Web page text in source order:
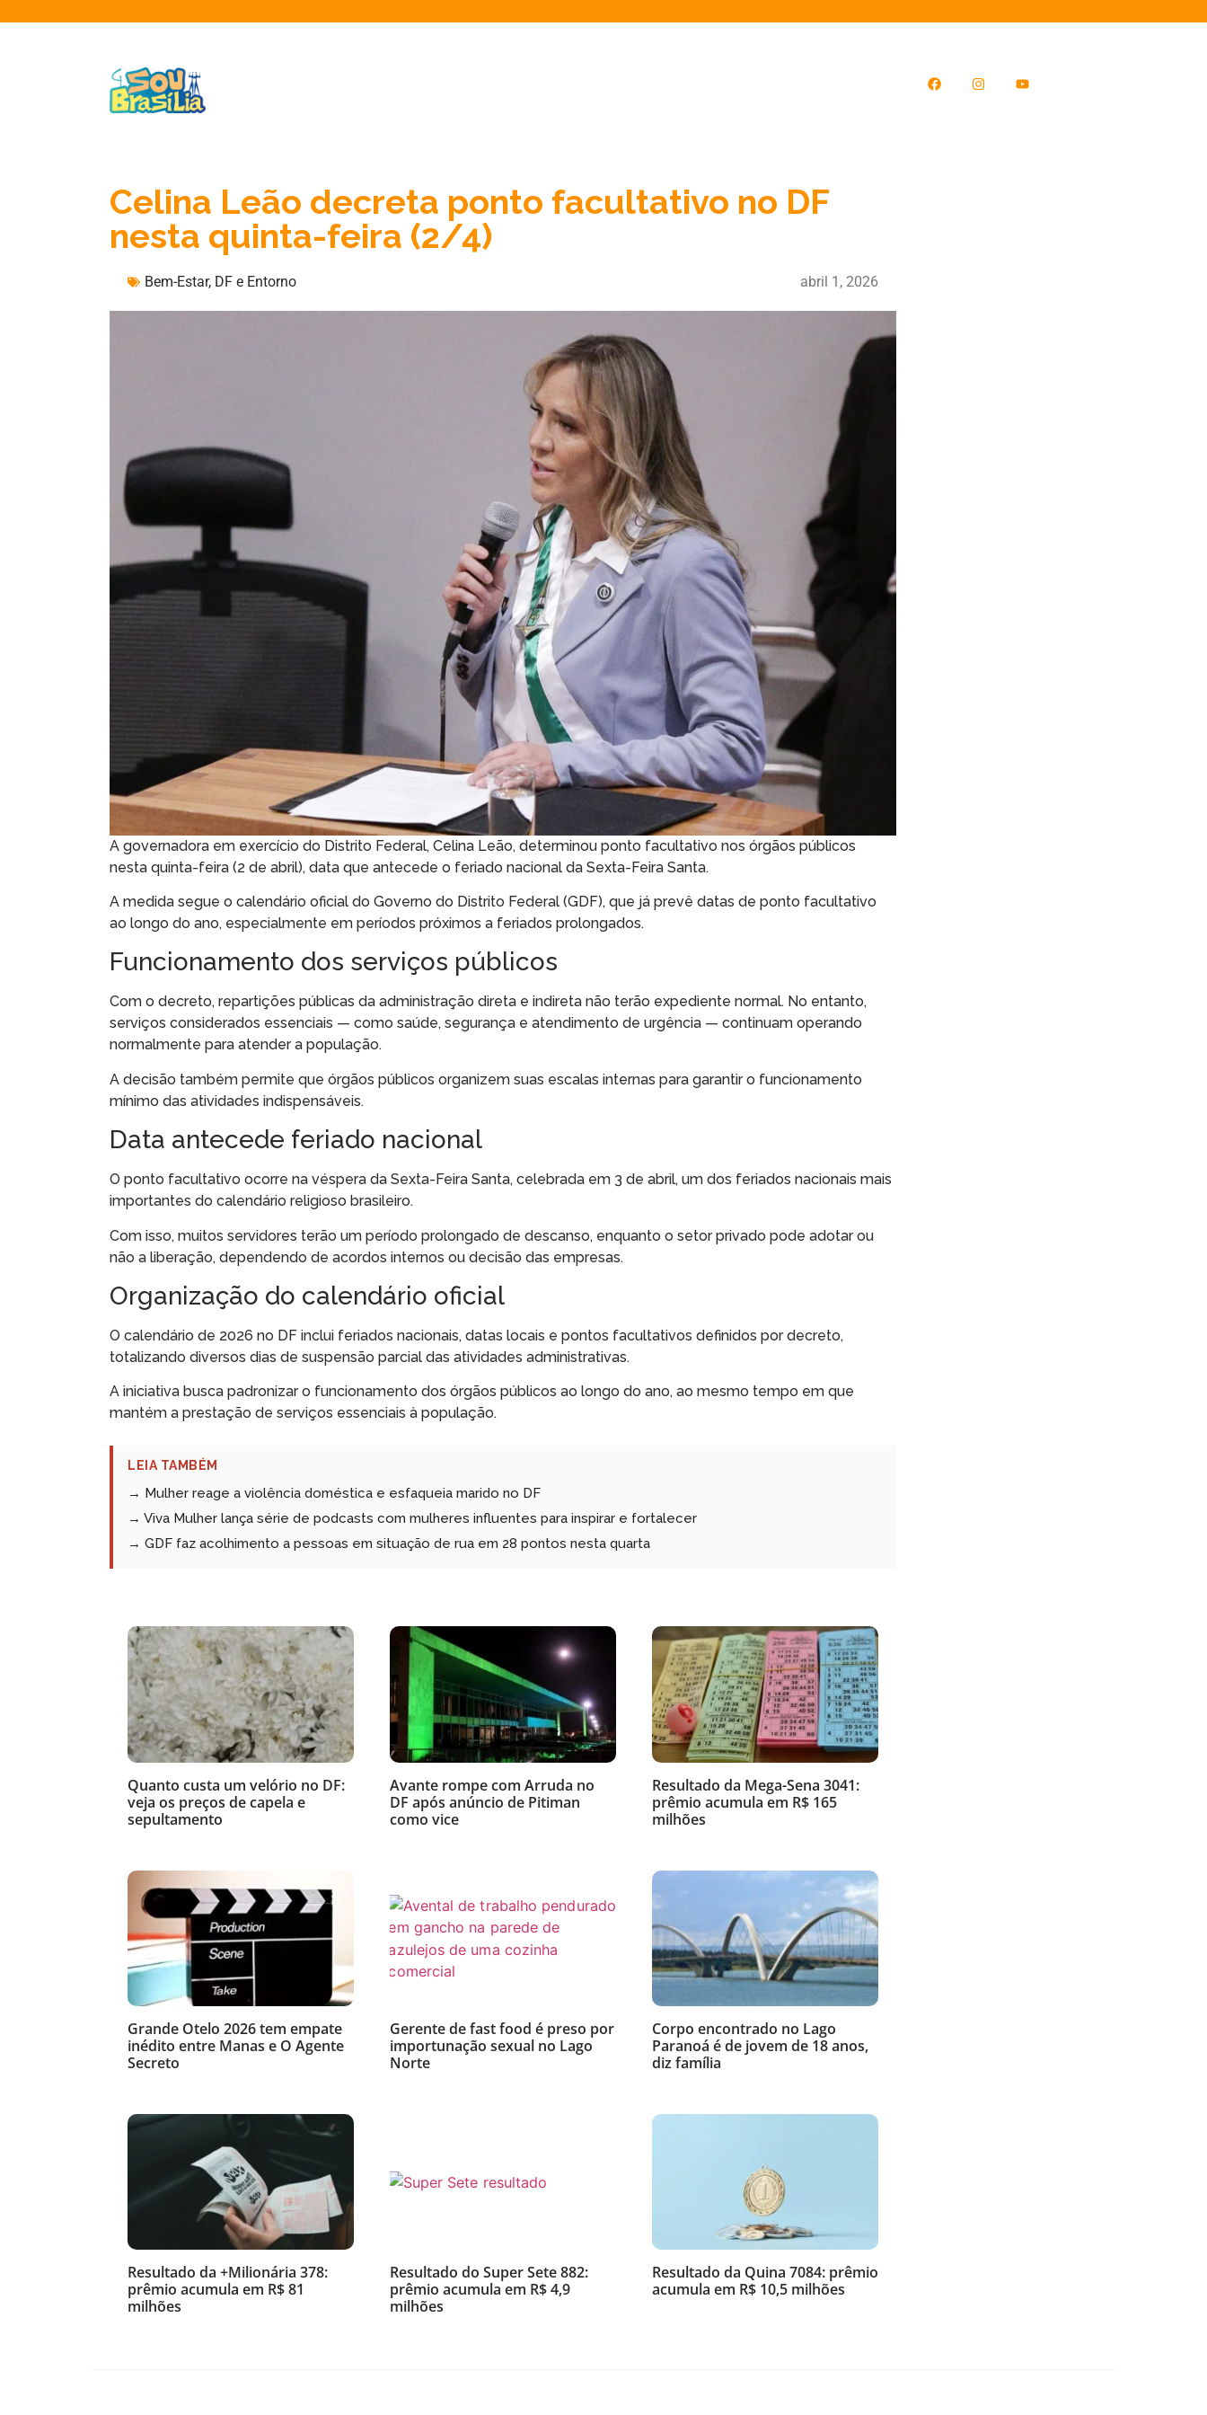
Celina Leão decreta ponto facultativo no DF
nesta quinta-feira (2/4)
Bem-Estar, DF e Entorno abril 1, 2026
A governadora em exercício do Distrito Federal, Celina Leão, determinou ponto facultativo nos órgãos públicos
nesta quinta-feira (2 de abril), data que antecede o feriado nacional da Sexta-Feira Santa.
A medida segue o calendário oficial do Governo do Distrito Federal (GDF), que já prevê datas de ponto facultativo
ao longo do ano, especialmente em períodos próximos a feriados prolongados.
Funcionamento dos serviços públicos
Com o decreto, repartições públicas da administração direta e indireta não terão expediente normal. No entanto,
serviços considerados essenciais — como saúde, segurança e atendimento de urgência — continuam operando
normalmente para atender a população.
A decisão também permite que órgãos públicos organizem suas escalas internas para garantir o funcionamento
mínimo das atividades indispensáveis.
Data antecede feriado nacional
O ponto facultativo ocorre na véspera da Sexta-Feira Santa, celebrada em 3 de abril, um dos feriados nacionais mais
importantes do calendário religioso brasileiro.
Com isso, muitos servidores terão um período prolongado de descanso, enquanto o setor privado pode adotar ou
não a liberação, dependendo de acordos internos ou decisão das empresas.
Organização do calendário oficial
O calendário de 2026 no DF inclui feriados nacionais, datas locais e pontos facultativos definidos por decreto,
totalizando diversos dias de suspensão parcial das atividades administrativas.
A iniciativa busca padronizar o funcionamento dos órgãos públicos ao longo do ano, ao mesmo tempo em que
mantém a prestação de serviços essenciais à população.
LEIA TAMBÉM
→ Mulher reage a violência doméstica e esfaqueia marido no DF
→ Viva Mulher lança série de podcasts com mulheres influentes para inspirar e fortalecer
→ GDF faz acolhimento a pessoas em situação de rua em 28 pontos nesta quarta
Quanto custa um velório no DF:
veja os preços de capela e
sepultamento
Avante rompe com Arruda no
DF após anúncio de Pitiman
como vice
Resultado da Mega-Sena 3041:
prêmio acumula em R$ 165
milhões
Grande Otelo 2026 tem empate
inédito entre Manas e O Agente
Secreto
Gerente de fast food é preso por
importunação sexual no Lago
Norte
Corpo encontrado no Lago
Paranoá é de jovem de 18 anos,
diz família
Resultado da +Milionária 378:
prêmio acumula em R$ 81
milhões
Resultado do Super Sete 882:
prêmio acumula em R$ 4,9
milhões
Resultado da Quina 7084: prêmio
acumula em R$ 10,5 milhões